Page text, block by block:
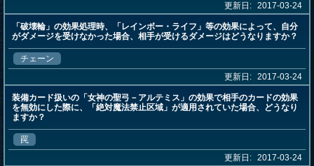
更新日: 2017-03-24
「破壊輪」の効果処理時、「レインボー・ライフ」等の効果によって、自分
がダメージを受けなかった場合、相手が受けるダメージはどうなりますか？
チェーン
更新日: 2017-03-24
装備カード扱いの「女神の聖弓－アルテミス」の効果で相手のカードの効果
を無効にした際に、「絶対魔法禁止区域」が適用されていた場合、どうなり
ますか？
罠
更新日: 2017-03-24